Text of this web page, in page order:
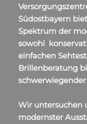
Südostbayern
Spektrum der
sowohl
einfachen
Brillenberatung
Wir untersuchen
modernster